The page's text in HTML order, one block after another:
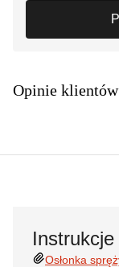
Opinie
Osłonka